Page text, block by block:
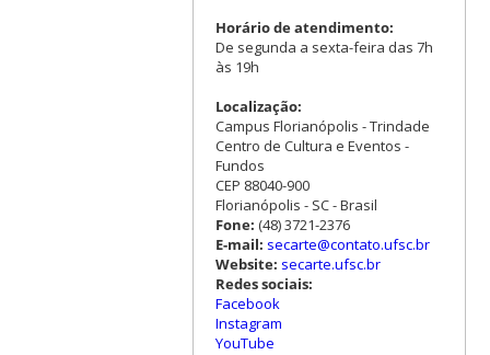
Horário de atendimento:
De segunda a sexta-feira das 7h
às 19h
Localização:
Campus Florianópolis - Trindade
Centro de Cultura e Eventos -
Fundos
CEP 88040-900
Florianópolis - SC - Brasil
Fone: (48) 3721-2376
E-mail: secarte@contato.ufsc.br
Website: secarte.ufsc.br
Redes sociais:
Facebook
Instagram
YouTube